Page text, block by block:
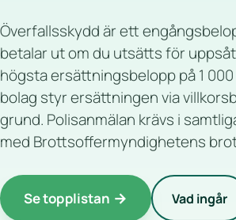
Överfallsskydd är ett
betalar ut om du utsätts för
högsta ersättningsbelopp på 1
bolag styr ersättningen via
grund. Polisanmälan krävs i
med Brottsoffermyndighetens
Se topplistan Vad ingår